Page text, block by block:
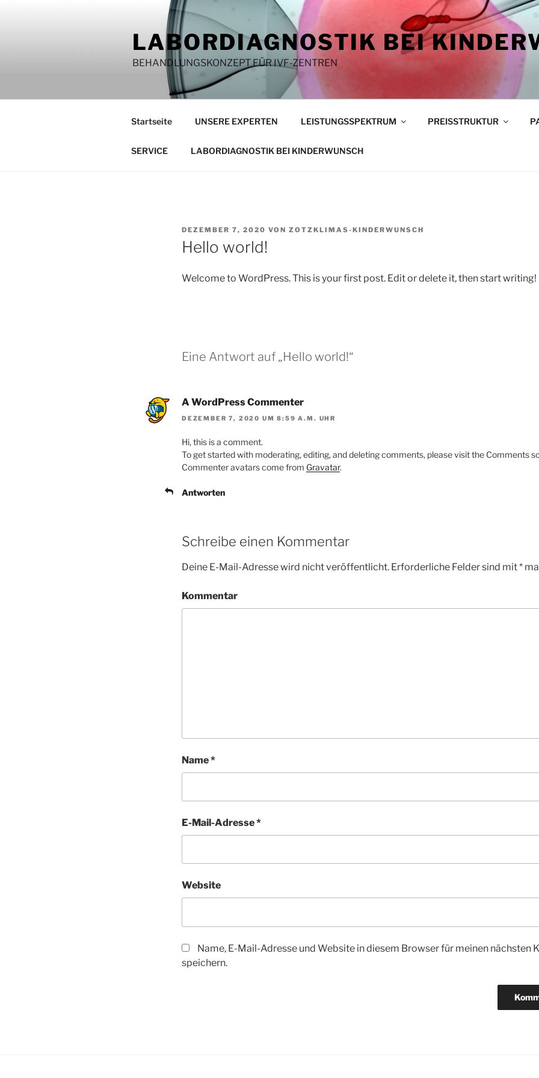
LABORDIAGNOSTIK BEI
BEHANDLUNGSKONZEPT FÜR IVF-ZENTREN
Startseite UNSERE EXPERTEN LEISTUNGSSPEKTRUM PREISSTRUKTUR
SERVICE LABORDIAGNOSTIK BEI KINDERWUNSCH
VERÖFFENTLICHT
AM
DEZEMBER 7, 2020 VON ZOTZKLIMAS-KINDERWUNSCH
Hello world!
Welcome to WordPress. This is your first post. Edit or delete it, then start writing!
Eine Antwort auf „Hello world!“
A WordPress Commenter
DEZEMBER 7, 2020 UM 8:59 A.M. UHR
Hi, this is a comment.
To get started with moderating, editing, and deleting comments, please visit the Comments
Commenter avatars come from Gravatar.
Antworten
Schreibe einen Kommentar
Deine E-Mail-Adresse wird nicht veröffentlicht. Erforderliche Felder sind mit*
Kommentar
Name*
E-Mail-Adresse*
Website
Name, E-Mail-Adresse und Website in diesem Browser für meinen nächsten
speichern.